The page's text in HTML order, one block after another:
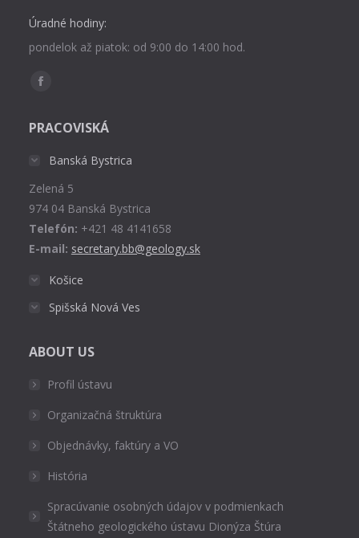
Úradné hodiny:
pondelok až piatok: od 9:00 do 14:00 hod.
Find us on:
Facebook
opens
window
PRACOVISKÁ
Banská Bystrica
Zelená 5
974 04 Banská Bystrica
Telefón: +421 48 4141658
E-mail: secretary.bb@geology.sk
Košice
Spišská Nová Ves
ABOUT US
Profil ústavu
Organizačná štruktúra
Objednávky, faktúry a VO
História
Spracúvanie osobných údajov v podmienkach
Štátneho geologického ústavu Dionýza Štúra